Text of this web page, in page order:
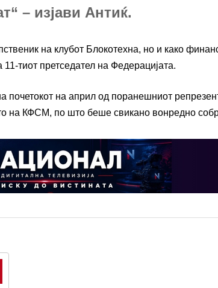
– изјави Антиќ.
на клубот Блокотехна, но и како
тиот претседател на Федерацијата.
почетокот на април од поранешниот
на КФСМ, по што беше свикано вонредно